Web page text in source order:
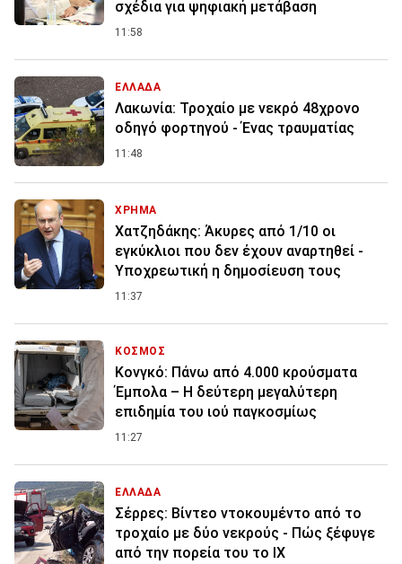
σχέδια για ψηφιακή μετάβαση
11:58
ΕΛΛΑΔΑ
Λακωνία: Τροχαίο με νεκρό 48χρονο
οδηγό φορτηγού - Ένας τραυματίας
11:48
ΧΡΗΜΑ
Χατζηδάκης: Άκυρες από 1/10 οι
εγκύκλιοι που δεν έχουν αναρτηθεί -
Υποχρεωτική η δημοσίευση τους
11:37
ΚΟΣΜΟΣ
Κονγκό: Πάνω από 4.000 κρούσματα
Έμπολα – Η δεύτερη μεγαλύτερη
επιδημία του ιού παγκοσμίως
11:27
ΕΛΛΑΔΑ
Σέρρες: Βίντεο ντοκουμέντο από το
τροχαίο με δύο νεκρούς - Πώς ξέφυγε
από την πορεία του το ΙΧ